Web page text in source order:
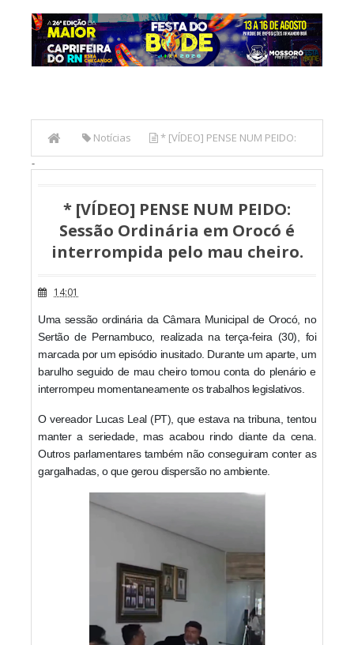
Notícias * [VÍDEO] PENSE NUM PEIDO:
Sessão Ordinária em Orocó é interrompida pelo mau
-
* [VÍDEO] PENSE NUM PEIDO:
Sessão Ordinária em Orocó é
interrompida pelo mau cheiro.
14:01
Uma sessão ordinária da Câmara Municipal de Orocó, no
Sertão de Pernambuco, realizada na terça-feira (30), foi
marcada por um episódio inusitado. Durante um aparte, um
barulho seguido de mau cheiro tomou conta do plenário e
interrompeu momentaneamente os trabalhos legislativos.
O vereador Lucas Leal (PT), que estava na tribuna, tentou
manter a seriedade, mas acabou rindo diante da cena.
Outros parlamentares também não conseguiram conter as
gargalhadas, o que gerou dispersão no ambiente.